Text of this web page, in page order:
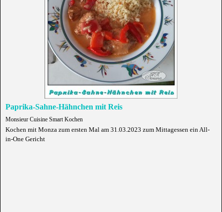
Paprika-Sahne-Hähnchen mit Reis
Monsieur Cuisine Smart Kochen
Kochen mit Monza zum ersten Mal am 31.03.2023 zum Mittagessen ein All-
in-One Gericht